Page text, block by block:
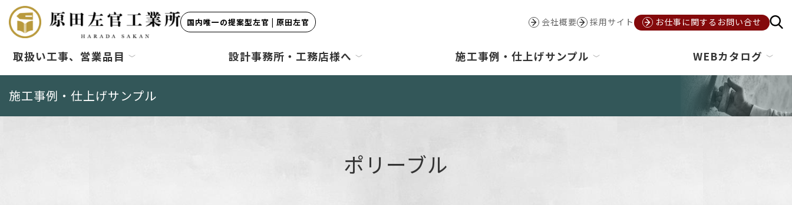
国内唯一の提案型左官 | 原田左官 会社概要 採用サイト お仕事に関するお問い合せ
取扱い工事、営業品目 設計事務所・工務店様へ 施工事例・仕上げサンプル WEBカタログ
施工事例・仕上げサンプル
ポリーブル